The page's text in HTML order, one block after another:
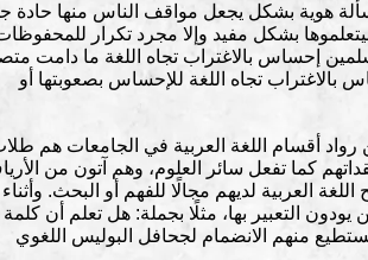
هوية بشكل يجعل مواقف الناس منها حادة
بشكل مفيد وإلا مجرد تكرار
إحساس بالاغتراب تجاه اللغة ما دامت
بالاغتراب تجاه اللغة للإحساس بصعوبتها أو
أقسام اللغة العربية في الجامعات هم
كما تفعل سائر العلوم، وهم آتون من
العربية لديهم مجالًا للفهم أو البحث. وأثناء
التعبير بها، مثلًا بجملة: هل تعلم أن كلمة
منهم الانضمام لجحافل البوليس اللغوي